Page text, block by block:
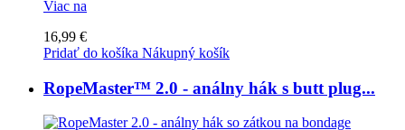
Viac na
16,99 €
Pridať do košíka Nákupný košík
RopeMaster™ 2.0 - análny hák s butt plug...